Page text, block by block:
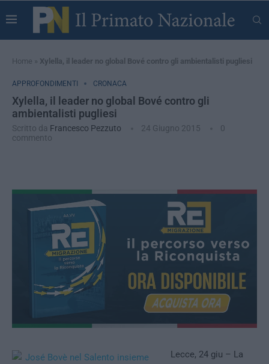
Home » Xylella, il leader no global Bové contro gli ambientalisti pugliesi
APPROFONDIMENTI CRONACA
Xylella, il leader no global Bové contro gli
ambientalisti pugliesi
Scritto da Francesco Pezzuto 24 Giugno 2015
0
commento
Lecce, 24 giu – La